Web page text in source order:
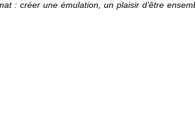
: créer une émulation, un plaisir d’être